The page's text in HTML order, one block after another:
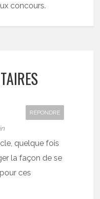
concours.
RÉPONDRE
quelque fois
la façon de se
ces